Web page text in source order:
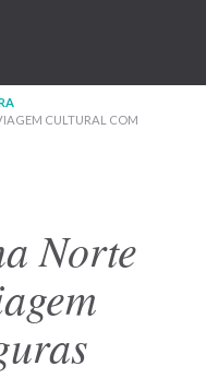
CULTURAL COM
Norte